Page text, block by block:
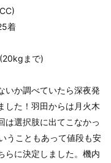
着
まで)
いか調べていたら深夜発
した！羽田からは月火木
は選択肢に出てこなかっ
うこともあって値段も安
らに決定しました。機内